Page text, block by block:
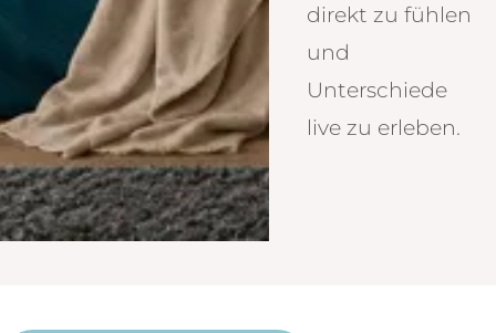
direkt zu fühlen
und
Unterschiede
live zu erleben.